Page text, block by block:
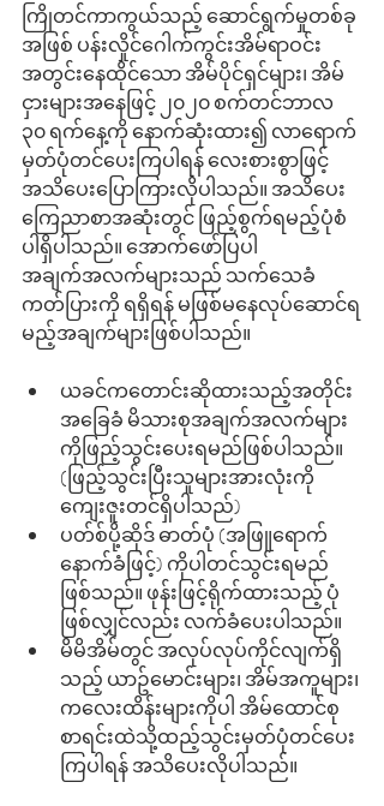
ကြိုတင်ကာကွယ်သည့် ဆောင်ရွက်မှုတစ်ခု
အဖြစ် ပန်းလှိုင်ဂေါက်ကွင်းအိမ်ရာဝင်း
အတွင်းနေထိုင်သော အိမ်ပိုင်ရှင်များ၊ အိမ်
ငှားများအနေဖြင့် ၂၀၂၀ စက်တင်ဘာလ
၃၀ ရက်နေ့ကို နောက်ဆုံးထား၍ လာရောက်
မှတ်ပုံတင်ပေးကြပါရန် လေးစားစွာဖြင့်
အသိပေးပြောကြားလိုပါသည်။ အသိပေး
ကြေညာစာအဆုံးတွင် ဖြည့်စွက်ရမည့်ပုံစံ
ပါရှိပါသည်။ အောက်ဖော်ပြပါ
အချက်အလက်များသည် သက်သေခံ
ကတ်ပြားကို ရရှိရန် မဖြစ်မနေလုပ်ဆောင်ရ
မည့်အချက်များဖြစ်ပါသည်။
ယခင်ကတောင်းဆိုထားသည့်အတိုင်း
အခြေခံ မိသားစုအချက်အလက်များ
ကိုဖြည့်သွင်းပေးရမည်ဖြစ်ပါသည်။
(ဖြည့်သွင်းပြီးသူများအားလုံးကို
ကျေးဇူးတင်ရှိပါသည်)
ပတ်စ်ပို့ဆိုဒ် ဓာတ်ပုံ (အဖြူရောက်
နောက်ခံဖြင့်) ကိုပါတင်သွင်းရမည်
ဖြစ်သည်။ ဖုန်းဖြင့်ရိုက်ထားသည့် ပုံ
ဖြစ်လျှင်လည်း လက်ခံပေးပါသည်။
မိမိအိမ်တွင် အလုပ်လုပ်ကိုင်လျက်ရှိ
သည့် ယာဥ်မောင်းများ၊ အိမ်အကူများ၊
ကလေးထိန်းများကိုပါ အိမ်ထောင်စု
စာရင်းထဲသို့ထည့်သွင်းမှတ်ပုံတင်ပေး
ကြပါရန် အသိပေးလိုပါသည်။